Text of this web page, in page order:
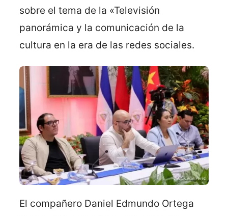
sobre el tema de la «Televisión
panorámica y la comunicación de la
cultura en la era de las redes sociales.
El compañero Daniel Edmundo Ortega